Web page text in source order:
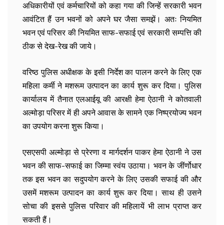
अधिकारीयों एवं कर्मचारियों को कहा गया की जिन्हें सरकारी भवन
आवंटित हैं उन भवनों को अपने घर जैसा समझें। अतः नियमित
भवन एवं परिसर की नियमित साफ-सफाई एवं सरकारी सम्पत्ति की
ठीक से देख-रेख की जाये।
वरिष्ठ पुलिस अधीक्षक के इसी निर्देश का पालन करने के लिए एक
महिला कर्मी ने मशरूम उत्पादन का कार्य शुरू कर दिया। पुलिस
कार्यालय में तैनात एलआईयू की आरक्षी हेमा ऐठानी ने कोतवाली
अल्मोड़ा परिसर में ही अपने आवास के सामने एक निष्प्रयोज्य भवन
का उपयोग करना शुरू किया।
एसएसपी अल्मोड़ा से प्रेरणा व मार्गदर्शन पाकर हेमा ऐठानी ने उस
भवन की साफ-सफाई का जिम्मा स्वंय उठाया। भवन के जींर्णोधार
तक इस भवन का सदुपयोग करने के लिए उसकी सफाई की और
उसमें मशरूम उत्पादन का कार्य शुरू कर दिया। साथ ही उसने
सोचा की इससे पुलिस परिवार की महिलायें भी लाभ प्राप्त कर
सकती हैं।